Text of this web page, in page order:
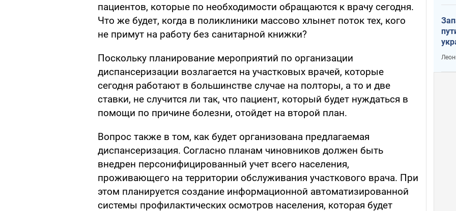
пациентов, которые по необходимости обращаются к врачу сегодня.
Что же будет, когда в поликлиники массово хлынет поток тех, кого
не примут на работу без санитарной книжки?
Поскольку планирование мероприятий по организации
диспансеризации возлагается на участковых врачей, которые
сегодня работают в большинстве случае на полторы, а то и две
ставки, не случится ли так, что пациент, который будет нуждаться в
помощи по причине болезни, отойдет на второй план.
Вопрос также в том, как будет организована предлагаемая
диспансеризация. Согласно планам чиновников должен быть
внедрен персонифицированный учет всего населения,
проживающего на территории обслуживания участкового врача. При
этом планируется создание информационной автоматизированной
системы профилактических осмотров населения, которая будет